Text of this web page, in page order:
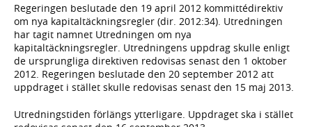
Regeringen beslutade den 19 april 2012 kommittédirektiv
om nya kapitaltäckningsregler (dir. 2012:34). Utredningen
har tagit namnet Utredningen om nya
kapitaltäckningsregler. Utredningens uppdrag skulle enligt
de ursprungliga direktiven redovisas senast den 1 oktober
2012. Regeringen beslutade den 20 september 2012 att
uppdraget i stället skulle redovisas senast den 15 maj 2013.
Utredningstiden förlängs ytterligare. Uppdraget ska i stället